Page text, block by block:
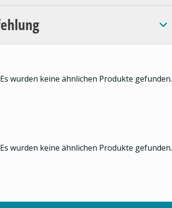
Es wurden keine ähnlichen Produkte gefunden.
Es wurden keine ähnlichen Produkte gefunden.